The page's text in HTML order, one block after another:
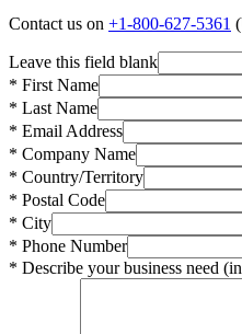
Contact us on +1-800-627-5361
Leave this field blank
* First Name
* Last Name
* Email Address
* Company Name
* Country/Territory
* Postal Code
* City
* Phone Number
* Describe your business need